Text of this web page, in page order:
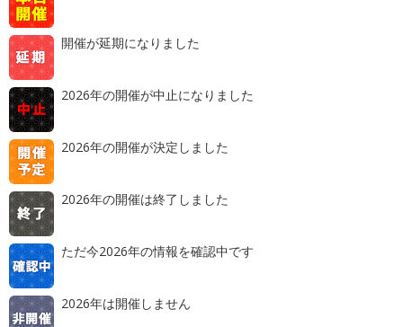
開催が延期になりました
2026年の開催が中止になりました
2026年の開催が決定しました
2026年の開催は終了しました
ただ今2026年の情報を確認中です
2026年は開催しません